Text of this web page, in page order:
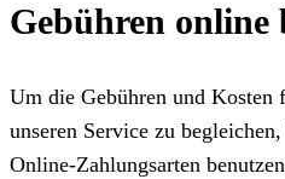
Gebühren online
Um die Gebühren und Kosten
unseren Service zu
Online-Zahlungsarten